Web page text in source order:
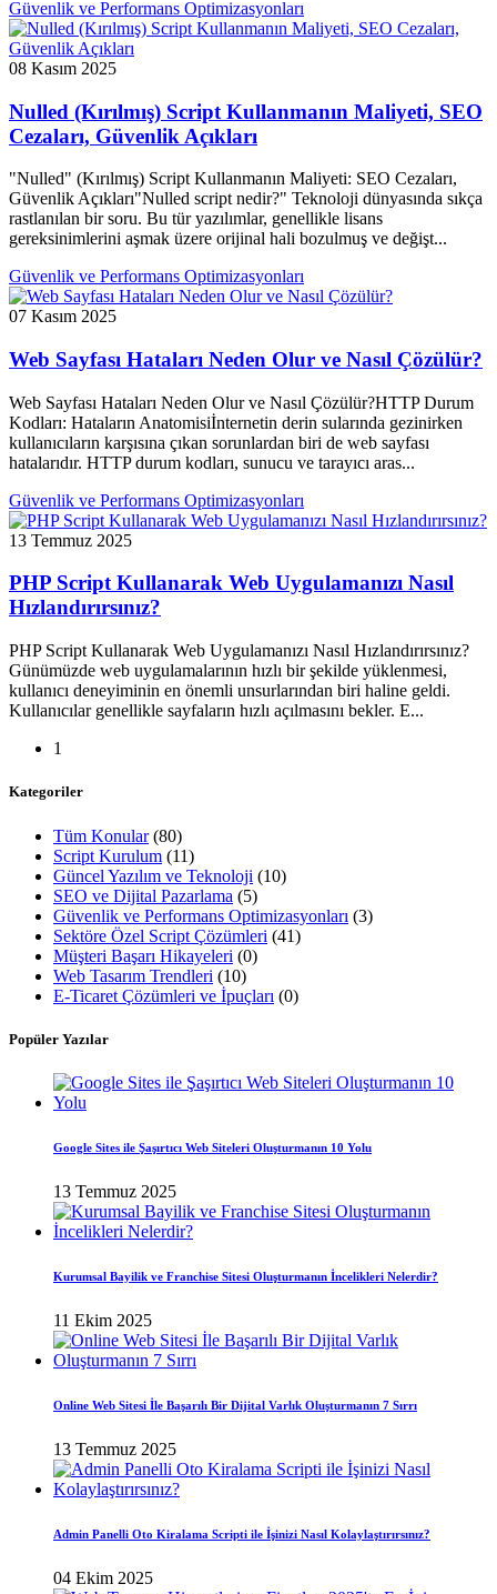
Güvenlik ve Performans Optimizasyonları
08 Kasım 2025
Nulled (Kırılmış) Script Kullanmanın Maliyeti, SEO
Cezaları, Güvenlik Açıkları
"Nulled" (Kırılmış) Script Kullanmanın Maliyeti: SEO Cezaları,
Güvenlik Açıkları"Nulled script nedir?" Teknoloji dünyasında sıkça
rastlanılan bir soru. Bu tür yazılımlar, genellikle lisans
gereksinimlerini aşmak üzere orijinal hali bozulmuş ve değişt...
Güvenlik ve Performans Optimizasyonları
07 Kasım 2025
Web Sayfası Hataları Neden Olur ve Nasıl Çözülür?
Web Sayfası Hataları Neden Olur ve Nasıl Çözülür?HTTP Durum
Kodları: Hataların Anatomisiİnternetin derin sularında gezinirken
kullanıcıların karşısına çıkan sorunlardan biri de web sayfası
hatalarıdır. HTTP durum kodları, sunucu ve tarayıcı aras...
Güvenlik ve Performans Optimizasyonları
13 Temmuz 2025
PHP Script Kullanarak Web Uygulamanızı Nasıl
Hızlandırırsınız?
PHP Script Kullanarak Web Uygulamanızı Nasıl Hızlandırırsınız?
Günümüzde web uygulamalarının hızlı bir şekilde yüklenmesi,
kullanıcı deneyiminin en önemli unsurlarından biri haline geldi.
Kullanıcılar genellikle sayfaların hızlı açılmasını bekler. E...
1
Kategoriler
Tüm Konular (80)
Script Kurulum (11)
Güncel Yazılım ve Teknoloji (10)
SEO ve Dijital Pazarlama (5)
Güvenlik ve Performans Optimizasyonları (3)
Sektöre Özel Script Çözümleri (41)
Müşteri Başarı Hikayeleri (0)
Web Tasarım Trendleri (10)
E-Ticaret Çözümleri ve İpuçları (0)
Popüler Yazılar
Google Sites ile Şaşırtıcı Web Siteleri Oluşturmanın 10 Yolu
13 Temmuz 2025
Kurumsal Bayilik ve Franchise Sitesi Oluşturmanın İncelikleri Nelerdir?
11 Ekim 2025
Online Web Sitesi İle Başarılı Bir Dijital Varlık Oluşturmanın 7 Sırrı
13 Temmuz 2025
Admin Panelli Oto Kiralama Scripti ile İşinizi Nasıl Kolaylaştırırsınız?
04 Ekim 2025